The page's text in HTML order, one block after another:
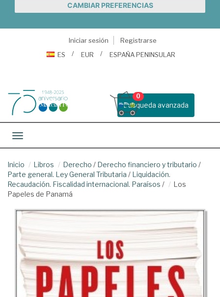
CAMBIAR PREFERENCIAS
Iniciar sesión
Registrarse
ES
EUR ESPAÑA PENINSULAR
Busqueda avanzada
0
Toggle navigation
Inicio Libros Derecho / Derecho financiero y tributario /
Parte general. Ley General Tributaria / Liquidación.
Recaudación. Fiscalidad internacional. Paraísos /
Los
Papeles de Panamá